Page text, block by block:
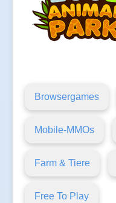
Browsergames
Mobile-MMOs
Farm & Tiere
Free To Play